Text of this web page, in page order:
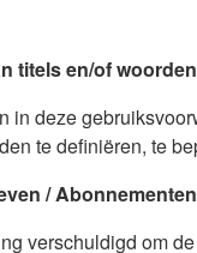
titels en/of woorden
in deze
te definiëren, te
/ Abonnementen
verschuldigd om